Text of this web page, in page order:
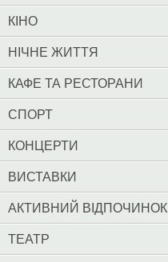
КІНО
НІЧНЕ ЖИТТЯ
КАФЕ ТА РЕСТОРАНИ
СПОРТ
КОНЦЕРТИ
ВИСТАВКИ
АКТИВНИЙ ВІДПОЧИНОК
ТЕАТР